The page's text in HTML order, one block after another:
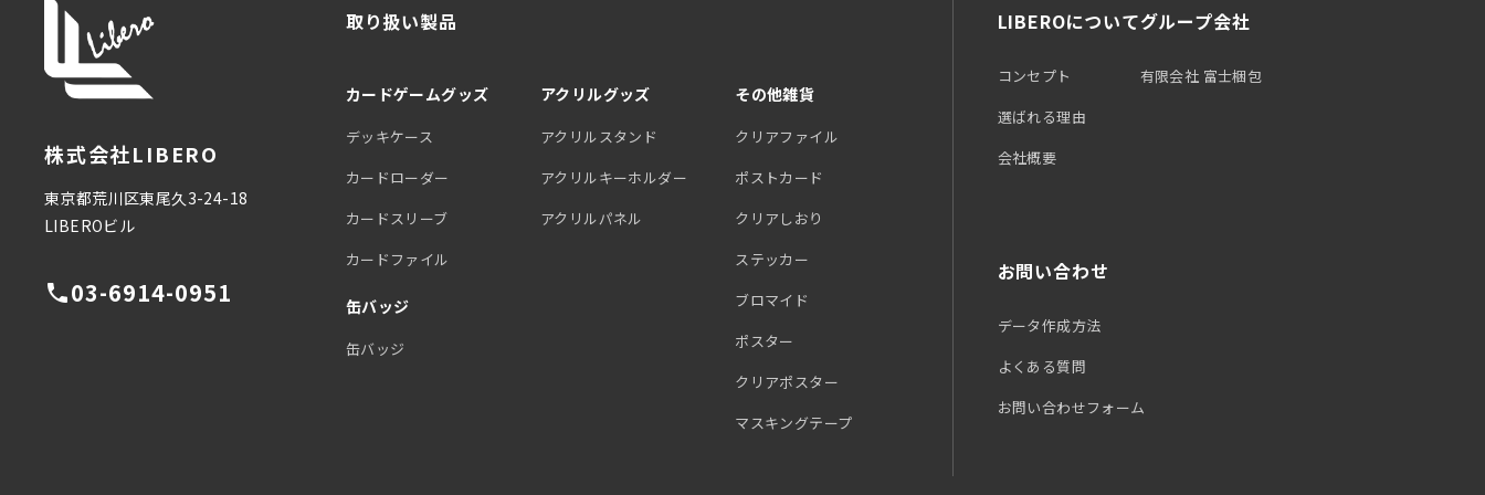
株式会社LIBERO
東京都荒川区東尾久3-24-18
LIBEROビル
phone03-6914-0951
取り扱い製品
カードゲームグッズ
デッキケース
カードローダー
カードスリーブ
カードファイル
缶バッジ
缶バッジ
アクリルグッズ
アクリルスタンド
アクリルキーホルダー
アクリルパネル
その他雑貨
クリアファイル
ポストカード
クリアしおり
ステッカー
ブロマイド
ポスター
クリアポスター
マスキングテープ
LIBEROについて
コンセプト
選ばれる理由
会社概要
グループ会社
有限会社 富士梱包
お問い合わせ
データ作成方法
よくある質問
お問い合わせフォーム